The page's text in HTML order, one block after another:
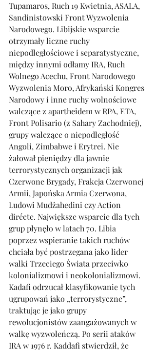
Tupamaros, Ruch 19 Kwietnia, ASALA,
Sandinistowski Front Wyzwolenia
Narodowego. Libijskie wsparcie
otrzymały liczne ruchy
niepodległościowe i separatystyczne,
między innymi odłamy IRA, Ruch
Wolnego Acechu, Front Narodowego
Wyzwolenia Moro, Afrykański Kongres
Narodowy i inne ruchy wolnościowe
walczące z apartheidem w RPA, ETA,
Front Polisario (z Sahary Zachodniej),
grupy walczące o niepodległość
Angoli, Zimbabwe i Erytrei. Nie
żałował pieniędzy dla jawnie
terrorystycznych organizacji jak
Czerwone Brygady, Frakcja Czerwonej
Armii, Japońska Armia Czerwona,
Ludowi Mudżahedini czy Action
dirécte. Największe wsparcie dla tych
grup płynęło w latach 70. Libia
poprzez wspieranie takich ruchów
chciała być postrzegana jako lider
walki Trzeciego Świata przeciwko
kolonializmowi i neokolonializmowi.
Kadafi odrzucał klasyfikowanie tych
ugrupowań jako „terrorystyczne”,
traktując je jako grupy
rewolucjonistów zaangażowanych w
walkę wyzwoleńczą. Po serii ataków
IRA w 1976 r. Kaddafi stwierdził, że